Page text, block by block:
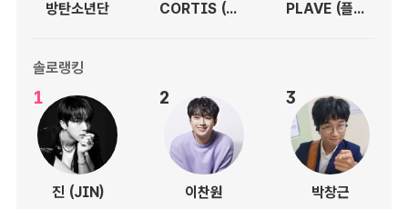
방탄소년단 CORTIS (코르티스) PLAVE (플레이브)
솔로랭킹
1
진 (JIN)
2
이찬원
3
박창근